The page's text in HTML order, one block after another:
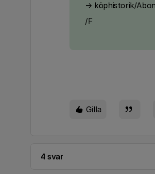
→ köphistorik/
/F
Gilla
4 svar